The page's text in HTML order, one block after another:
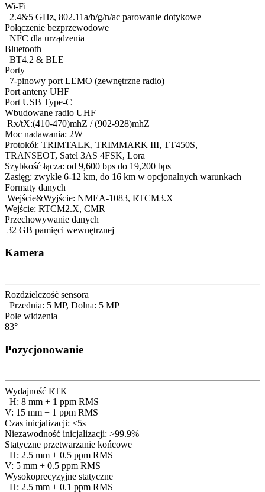
Wi-Fi
2.4&5 GHz, 802.11a/b/g/n/ac parowanie dotykowe
Połączenie bezprzewodowe
NFC dla urządzenia
Bluetooth
BT4.2 & BLE
Porty
7-pinowy port LEMO (zewnętrzne radio)
Port anteny UHF
Port USB Type-C
Wbudowane radio UHF
Rx/tX:(410-470)mhZ / (902-928)mhZ
Moc nadawania: 2W
Protokół: TRIMTALK, TRIMMARK III, TT450S,
TRANSEOT, Satel 3AS 4FSK, Lora
Szybkość łącza: od 9,600 bps do 19,200 bps
Zasięg: zwykle 6-12 km, do 16 km w opcjonalnych warunkach
Formaty danych
Wejście&Wyjście: NMEA-1083, RTCM3.X
Wejście: RTCM2.X, CMR
Przechowywanie danych
32 GB pamięci wewnętrznej
Kamera
Rozdzielczość sensora
Przednia: 5 MP, Dolna: 5 MP
Pole widzenia
83°
Pozycjonowanie
Wydajność RTK
H: 8 mm + 1 ppm RMS
V: 15 mm + 1 ppm RMS
Czas inicjalizacji: <5s
Niezawodność inicjalizacji: >99.9%
Statyczne przetwarzanie końcowe
H: 2.5 mm + 0.5 ppm RMS
V: 5 mm + 0.5 ppm RMS
Wysokoprecyzyjne statyczne
H: 2.5 mm + 0.1 ppm RMS